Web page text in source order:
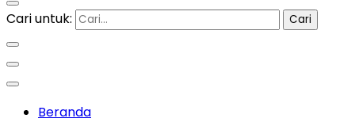
Cari untuk:
Beranda